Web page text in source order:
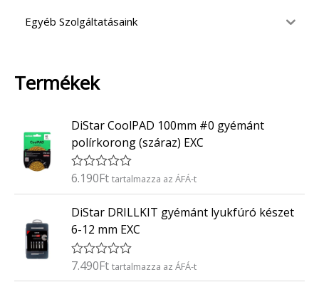
Egyéb Szolgáltatásaink
Termékek
DiStar CoolPAD 100mm #0 gyémánt
polírkorong (száraz) EXC
É
é
k
e
l
é
s
:
6.190Ft tartalmazza az ÁFÁ-t
DiStar DRILLKIT gyémánt lyukfúró készet
6-12 mm EXC
É
7.490Ft tartalmazza az ÁFÁ-t